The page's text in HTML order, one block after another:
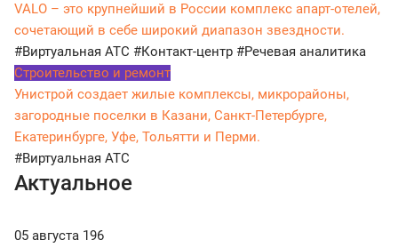
VALO – это крупнейший в России комплекс апарт-отелей,
сочетающий в себе широкий диапазон звездности.
#Виртуальная АТС #Контакт-центр #Речевая аналитика
Строительство и ремонт
Унистрой создает жилые комплексы, микрорайоны,
загородные поселки в Казани, Санкт-Петербурге,
Екатеринбурге, Уфе, Тольятти и Перми.
#Виртуальная АТС
Актуальное
05 августа 196